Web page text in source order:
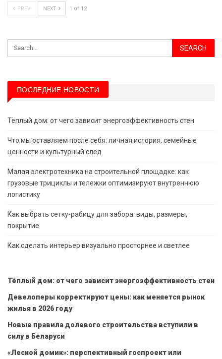
PREV NEXT 1 of 12
ПОСЛЕДНИЕ НОВОСТИ
Тёплый дом: от чего зависит энергоэффективность стен
Что мы оставляем после себя: личная история, семейные
ценности и культурный след
Малая электротехника на строительной площадке: как
грузовые трициклы и тележки оптимизируют внутреннюю
логистику
Как выбрать сетку-рабицу для забора: виды, размеры,
покрытие
Как сделать интерьер визуально просторнее и светлее
Тёплый дом: от чего зависит энергоэффективность стен
Девелоперы корректируют цены: как меняется рынок
жилья в 2026 году
Новые правила долевого строительства вступили в
силу в Беларуси
«Лесной домик»: перспективный госпроект или